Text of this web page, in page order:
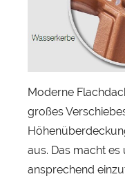
Moderne
großes
aus. Das macht
ansprechend